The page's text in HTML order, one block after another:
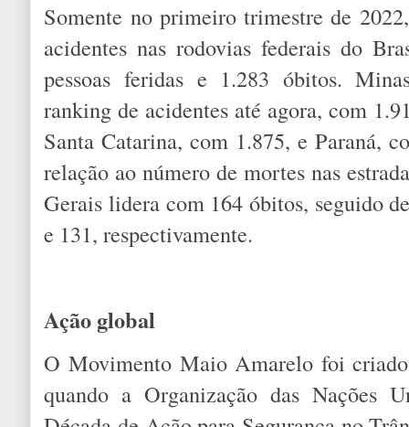
Somente no primeiro trimestre de
acidentes nas rodovias federais do
pessoas feridas e 1.283 óbitos.
ranking de acidentes até agora, com
Santa Catarina, com 1.875, e Paraná,
relação ao número de mortes nas
Gerais lidera com 164 óbitos, seguido
e 131, respectivamente.
Ação global
O Movimento Maio Amarelo foi
quando a Organização das Nações